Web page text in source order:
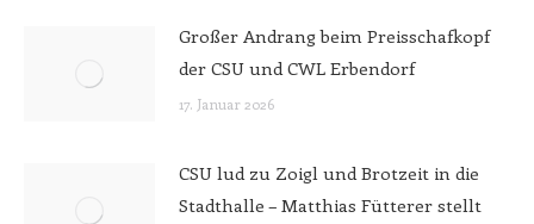
Großer Andrang beim Preisschafkopf
der CSU und CWL Erbendorf
17. Januar 2026
CSU lud zu Zoigl und Brotzeit in die
Stadthalle – Matthias Fütterer stellt